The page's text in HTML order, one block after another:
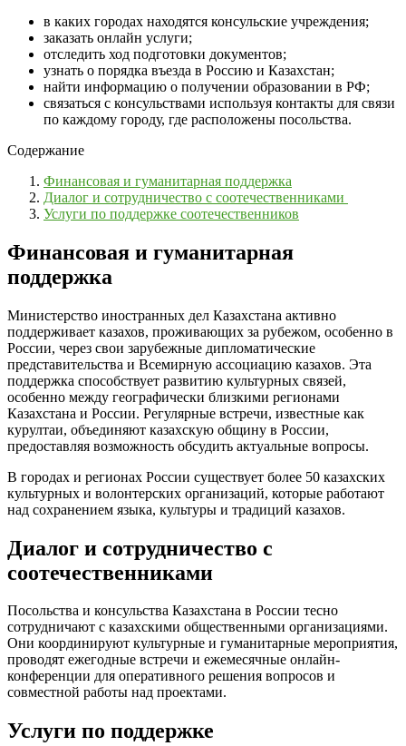
в каких городах находятся консульские учреждения;
заказать онлайн услуги;
отследить ход подготовки документов;
узнать о порядка въезда в Россию и Казахстан;
найти информацию о получении образовании в РФ;
связаться с консульствами используя контакты для связи
по каждому городу, где расположены посольства.
Содержание
Финансовая и гуманитарная поддержка
Диалог и сотрудничество с соотечественниками
Услуги по поддержке соотечественников
Финансовая и гуманитарная
поддержка
Министерство иностранных дел Казахстана активно
поддерживает казахов, проживающих за рубежом, особенно в
России, через свои зарубежные дипломатические
представительства и Всемирную ассоциацию казахов. Эта
поддержка способствует развитию культурных связей,
особенно между географически близкими регионами
Казахстана и России. Регулярные встречи, известные как
курултаи, объединяют казахскую общину в России,
предоставляя возможность обсудить актуальные вопросы.
В городах и регионах России существует более 50 казахских
культурных и волонтерских организаций, которые работают
над сохранением языка, культуры и традиций казахов.
Диалог и сотрудничество с
соотечественниками
Посольства и консульства Казахстана в России тесно
сотрудничают с казахскими общественными организациями.
Они координируют культурные и гуманитарные мероприятия,
проводят ежегодные встречи и ежемесячные онлайн-
конференции для оперативного решения вопросов и
совместной работы над проектами.
Услуги по поддержке